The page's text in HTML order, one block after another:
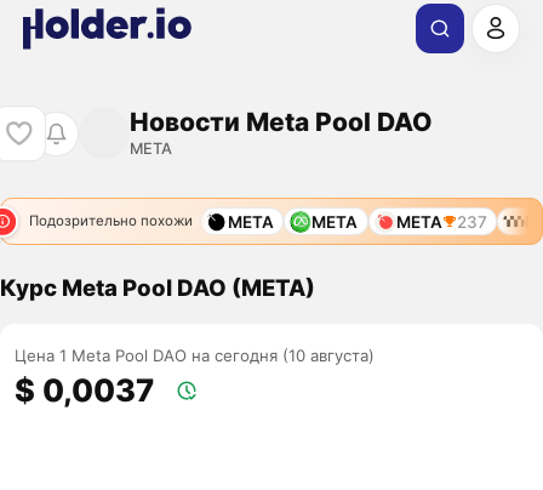
Новости Meta Pool DAO
META
Подозрительно похожи
META 11786 META META META 237
Курс Meta Pool DAO (META)
Цена 1 Meta Pool DAO на сегодня (10 августа)
$ 0,0037